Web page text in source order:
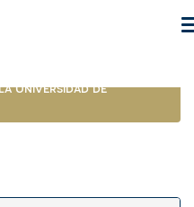
Universidad de